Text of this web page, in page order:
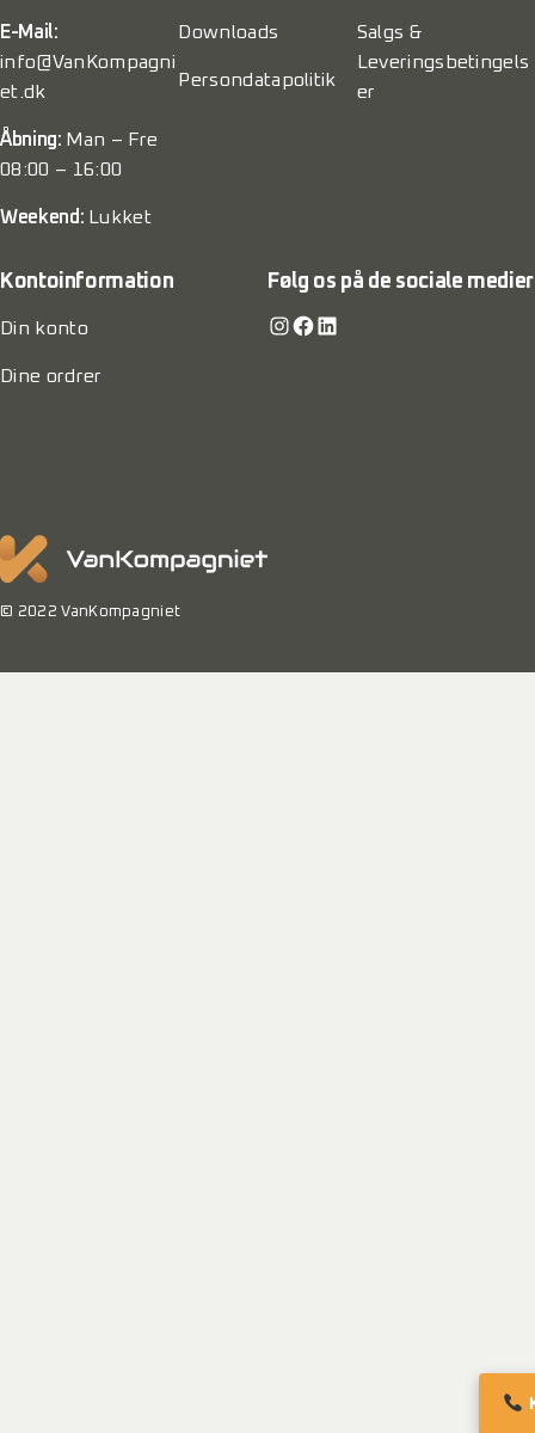
E-Mail:
info@VanKompagni
et.dk
Åbning: Man – Fre
08:00 – 16:00
Weekend: Lukket
Downloads
Persondatapolitik
Salgs &
Leveringsbetingels
er
Kontoinformation
Din konto
Dine ordrer
Følg os på de sociale medier
Instagram Facebook LinkedIn
© 2022 VanKompagniet